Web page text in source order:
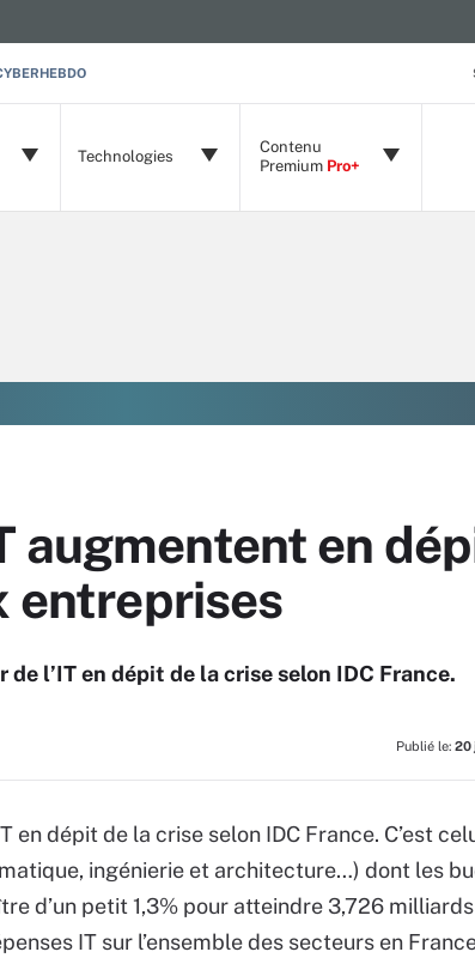
Technologies
Contenu
Premium Pro+
augmentent en
entreprises
l’IT en dépit de la crise selon IDC France.
Publié le: 20
en dépit de la crise selon IDC France. C’est
ingénierie et architecture…) dont les
d’un petit 1,3% pour atteindre 3,726 milliards
IT sur l’ensemble des secteurs en